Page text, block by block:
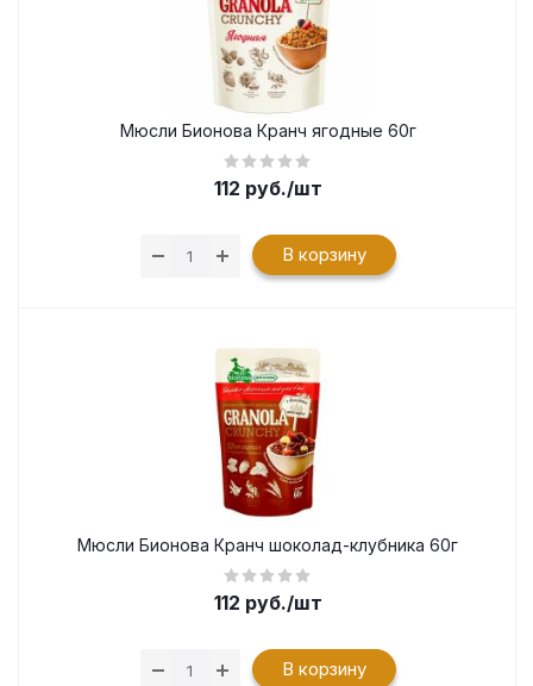
Мюсли Бионова Кранч ягодные 60г
112 руб./шт
В корзину
Мюсли Бионова Кранч шоколад-клубника 60г
112 руб./шт
В корзину